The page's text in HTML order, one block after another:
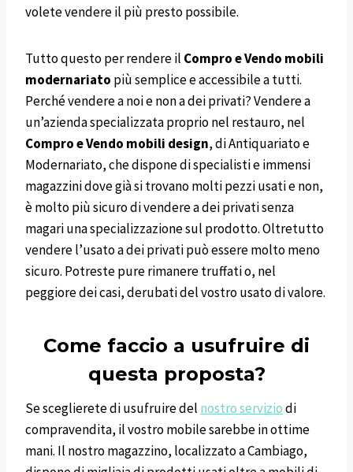
volete vendere il più presto possibile.
Tutto questo per rendere il Compro e Vendo mobili
modernariato più semplice e accessibile a tutti.
Perché vendere a noi e non a dei privati? Vendere a
un’azienda specializzata proprio nel restauro, nel
Compro e Vendo mobili design, di Antiquariato e
Modernariato, che dispone di specialisti e immensi
magazzini dove già si trovano molti pezzi usati e non,
è molto più sicuro di vendere a dei privati senza
magari una specializzazione sul prodotto. Oltretutto
vendere l’usato a dei privati può essere molto meno
sicuro. Potreste pure rimanere truffati o, nel
peggiore dei casi, derubati del vostro usato di valore.
Come faccio a usufruire di
questa proposta?
Se sceglierete di usufruire del nostro serviziodi
compravendita, il vostro mobile sarebbe in ottime
mani. Il nostro magazzino, localizzato a Cambiago,